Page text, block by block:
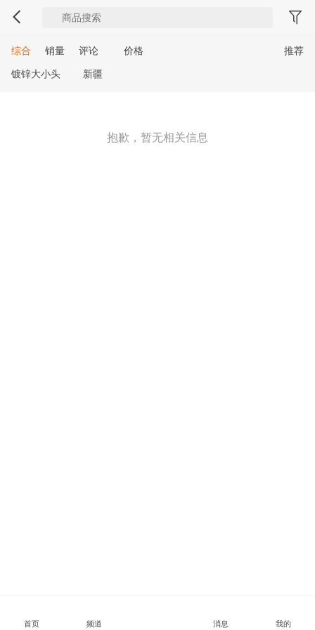
推荐
综合 销量 评论
价格
镀锌大小头
新疆
抱歉，暂无相关信息
首页 频道 消息 我的